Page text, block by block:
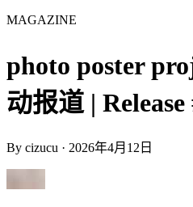
MAGAZINE
photo poster
动报道 | Release
By cizucu · 2026年4月12日